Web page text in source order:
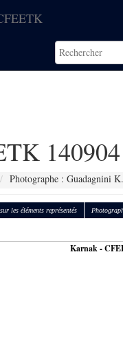
140904
Photographe : Guadagnini K.
les éléments représentés